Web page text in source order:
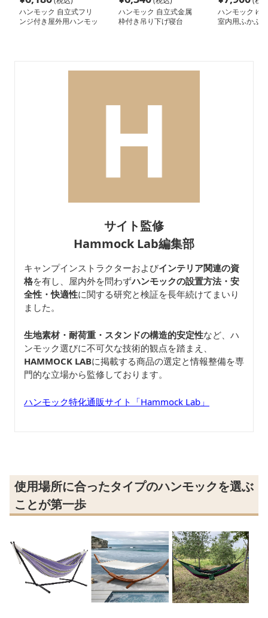
ハンモック 自立式フリ
ンジ付き屋外用ハンモッ
ハンモック 自立式金属
枠付き吊り下げ寝台
ハンモック ゆ
室内用ふかふ
サイト監修
Hammock Lab編集部
キャンプインストラクターおよびインテリア関連の資
格を有し、屋内外を問わずハンモックの設置方法・安
全性・快適性に関する研究と検証を長年続けてまいり
ました。
生地素材・耐荷重・スタンドの構造的安定性など、ハ
ンモック選びに不可欠な技術的観点を踏まえ、
HAMMOCK LABに掲載する商品の選定と情報整備を専
門的な立場から監修しております。
ハンモック特化通販サイト「Hammock Lab」
使用場所に合ったタイプのハンモックを選ぶ
ことが第一歩